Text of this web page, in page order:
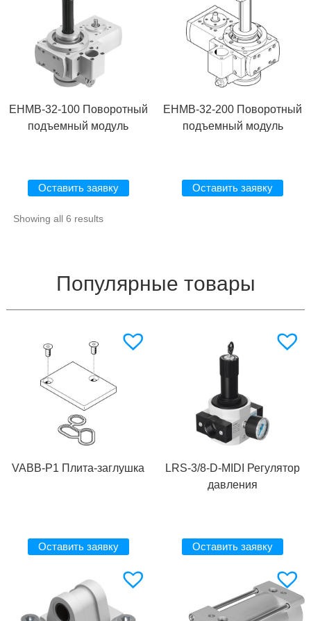
EHMB-32-100 Поворотный
подъемный модуль
Оставить заявку
EHMB-32-200 Поворотный
подъемный модуль
Оставить заявку
Showing all 6 results
Популярные товары
VABB-P1 Плита-заглушка
Оставить заявку
LRS-3/8-D-MIDI Регулятор
давления
Оставить заявку